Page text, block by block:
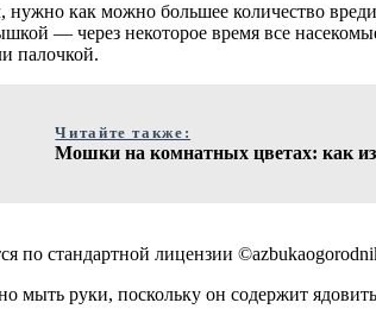
как можно большее количество
— через некоторое время все
палочкой.
Читайте также:
Мошки на комнатных цветах: как
по стандартной лицензии
мыть руки, поскольку он содержит